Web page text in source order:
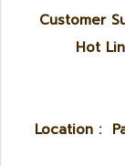
Customer
Hot
Location :